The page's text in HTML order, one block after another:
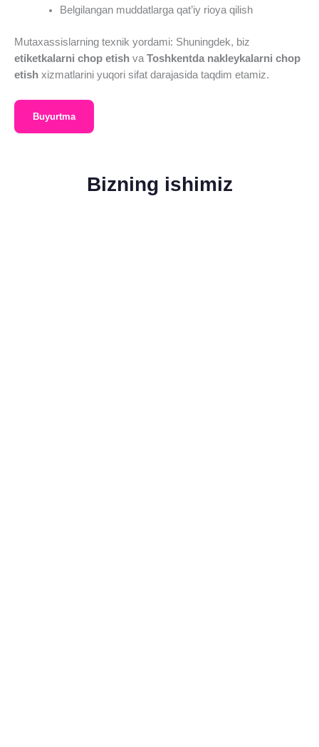
Belgilangan muddatlarga qat’iy rioya qilish
Mutaxassislarning texnik yordami: Shuningdek, biz
etiketkalarni chop etish va Toshkentda nakleykalarni chop
etish xizmatlarini yuqori sifat darajasida taqdim etamiz.
Buyurtma
Bizning ishimiz